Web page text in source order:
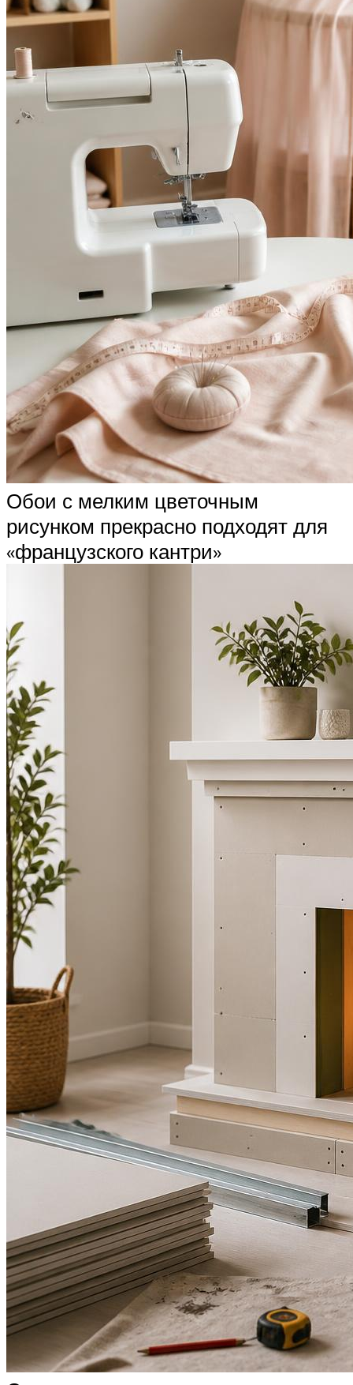
Обои с мелким цветочным
рисунком прекрасно подходят для
«французского кантри»